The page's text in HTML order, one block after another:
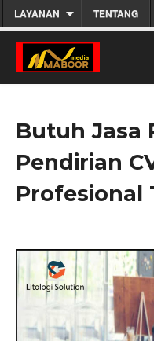
TENTANG
LAYANAN
Butuh Jasa
Pendirian
Profesional